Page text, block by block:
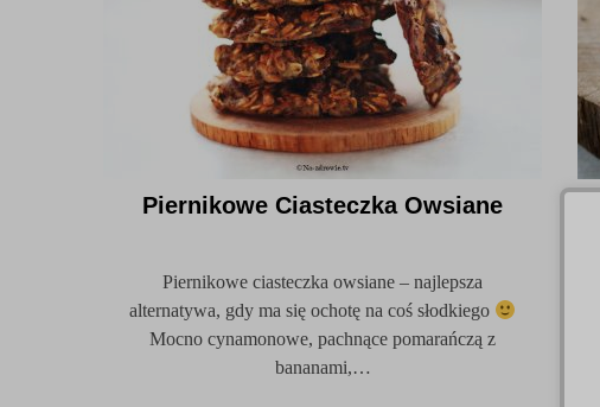
Piernikowe Ciasteczka Owsiane
Piernikowe ciasteczka owsiane – najlepsza
alternatywa, gdy ma się ochotę na coś słodkiego
Mocno cynamonowe, pachnące pomarańczą z
bananami,…